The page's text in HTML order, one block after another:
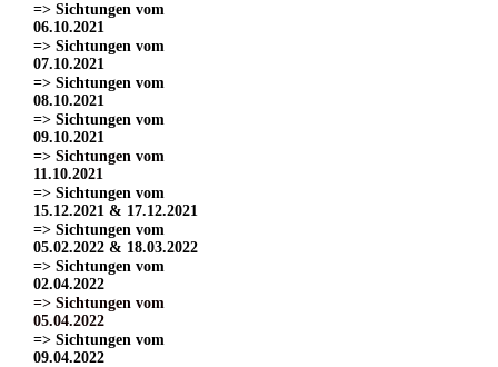
=> Sichtungen vom
06.10.2021
=> Sichtungen vom
07.10.2021
=> Sichtungen vom
08.10.2021
=> Sichtungen vom
09.10.2021
=> Sichtungen vom
11.10.2021
=> Sichtungen vom
15.12.2021 & 17.12.2021
=> Sichtungen vom
05.02.2022 & 18.03.2022
=> Sichtungen vom
02.04.2022
=> Sichtungen vom
05.04.2022
=> Sichtungen vom
09.04.2022